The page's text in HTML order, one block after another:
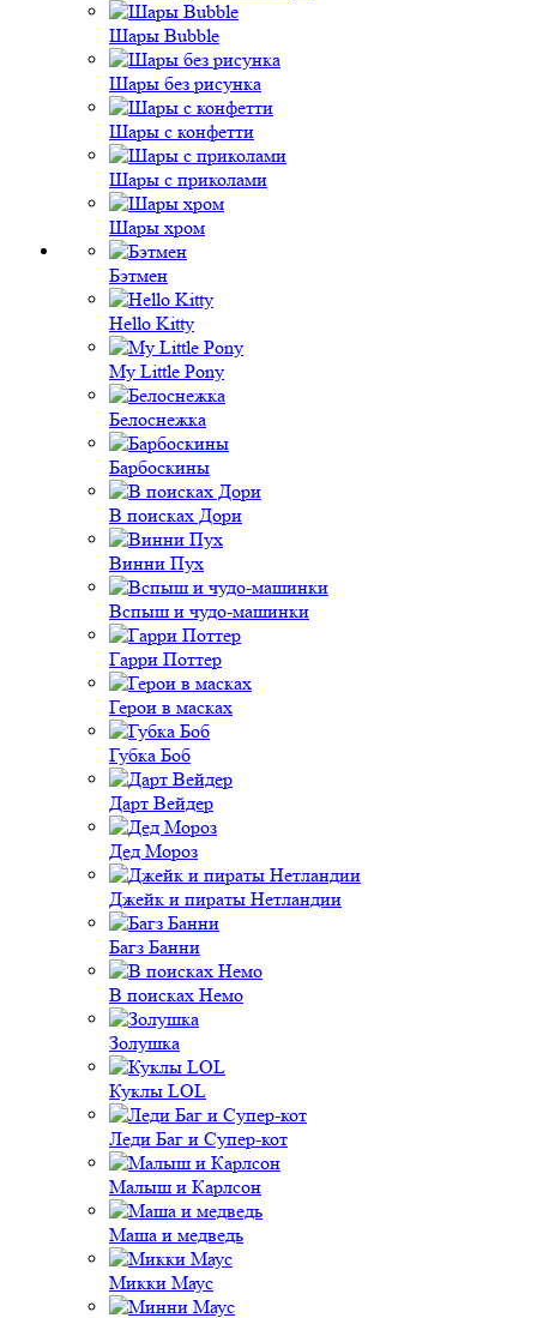
Шары Bubble
Шары без рисунка
Шары с конфетти
Шары с приколами
Шары хром
Бэтмен
Hello Kitty
My Little Pony
Белоснежка
Барбоскины
В поисках Дори
Винни Пух
Вспыш и чудо-машинки
Гарри Поттер
Герои в масках
Губка Боб
Дарт Вейдер
Дед Мороз
Джейк и пираты Нетландии
Багз Банни
В поисках Немо
Золушка
Куклы LOL
Леди Баг и Супер-кот
Малыш и Карлсон
Маша и медведь
Микки Маус